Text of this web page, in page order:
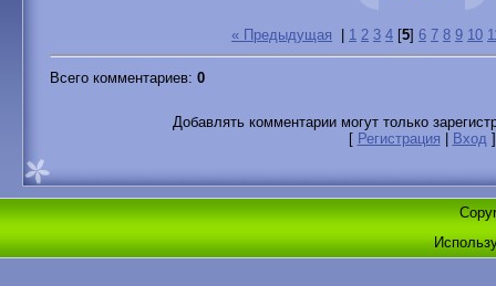
« Предыдущая 1 2 3 4 [5] 6 7 8 9 10
Всего комментариев: 0
Добавлять комментарии могут только
[ Регистрация Вход]